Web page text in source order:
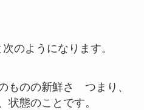
のようになります。
のの新鮮さ つまり、
状態のことです。